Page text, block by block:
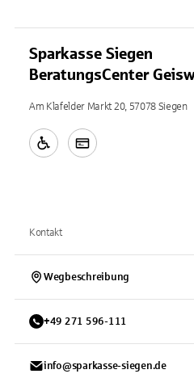
Sparkasse Siegen
BeratungsCenter
Am Klafelder Markt 20, 57078 Siegen
Kontakt
Wegbeschreibung
+49 271 596-111
info@sparkasse-siegen.de